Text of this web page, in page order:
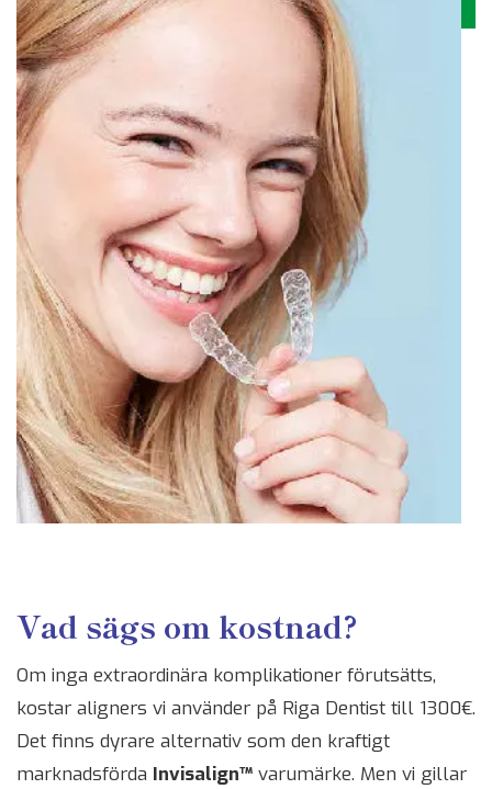
Vad sägs om kostnad?
Om inga extraordinära komplikationer förutsätts,
kostar aligners vi använder på Riga Dentist till 1300€.
Det finns dyrare alternativ som den kraftigt
marknadsförda Invisalign™ varumärke. Men vi gillar